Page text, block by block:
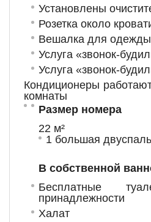
Установлены
Розетка около
Вешалка для одежды
Услуга «звонок-
Услуга «звонок-
Кондиционеры
комнаты
Размер номера
22 м²
1 большая
В собственной
Бесплатные
принадлежности
Халат